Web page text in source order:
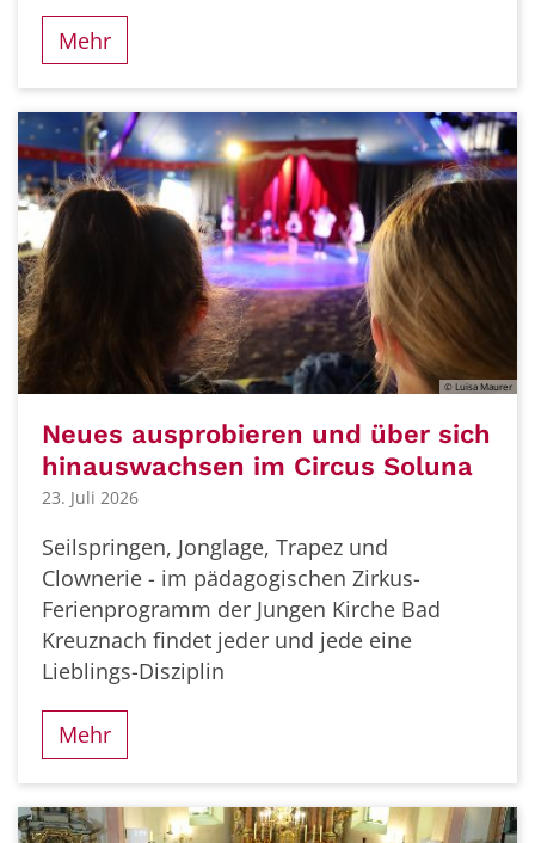
Mehr
© Luisa Maurer
Neues ausprobieren und über sich
hinauswachsen im Circus Soluna
23. Juli 2026
Seilspringen, Jonglage, Trapez und
Clownerie - im pädagogischen Zirkus-
Ferienprogramm der Jungen Kirche Bad
Kreuznach findet jeder und jede eine
Lieblings-Disziplin
Mehr